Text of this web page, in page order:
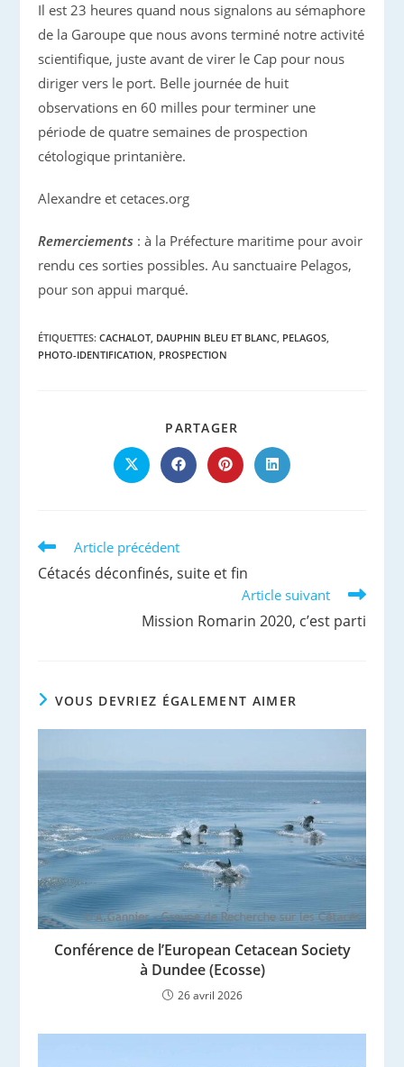
Il est 23 heures quand nous signalons au sémaphore
de la Garoupe que nous avons terminé notre activité
scientifique, juste avant de virer le Cap pour nous
diriger vers le port. Belle journée de huit
observations en 60 milles pour terminer une
période de quatre semaines de prospection
cétologique printanière.
Alexandre et cetaces.org
Remerciements : à la Préfecture maritime pour avoir
rendu ces sorties possibles. Au sanctuaire Pelagos,
pour son appui marqué.
ÉTIQUETTES:CACHALOT, DAUPHIN BLEU ET BLANC, PELAGOS,
PHOTO-IDENTIFICATION, PROSPECTION
PARTAGER
CONTENU
Ouvrir
dans
Ouvrir
dans
Ouvrir
dans
Ouvrir
dans
Read
more
articles
Article précédent
Cétacés déconfinés, suite et fin
Article suivant
Mission Romarin 2020, c’est parti
VOUS DEVRIEZ ÉGALEMENT AIMER
Conférence de l’European Cetacean Society
à Dundee (Ecosse)
26 avril 2026